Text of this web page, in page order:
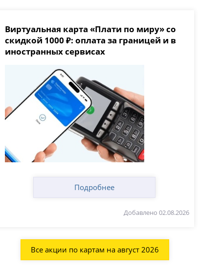
Виртуальная карта «Плати по миру» со
скидкой 1000 ₽: оплата за границей и в
иностранных сервисах
Подробнее
Добавлено 02.08.2026
Все акции по картам на август 2026